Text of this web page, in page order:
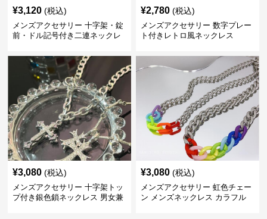
¥3,120 (税込)
メンズアクセサリー 十字架・錠
前・ドル記号付き二連ネックレ
¥2,780 (税込)
メンズアクセサリー 数字プレー
ト付きレトロ風ネックレス
¥3,080 (税込)
メンズアクセサリー 十字架トッ
プ付き銀色鎖ネックレス 男女兼
¥3,080 (税込)
メンズアクセサリー 虹色チェー
ン メンズネックレス カラフル